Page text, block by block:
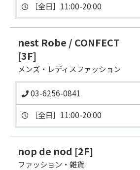
nest Robe / CONFECT
[3F]
メンズ・レディスファッション
03-6256-0841
nop de nod [2F]
ファッション・雑貨